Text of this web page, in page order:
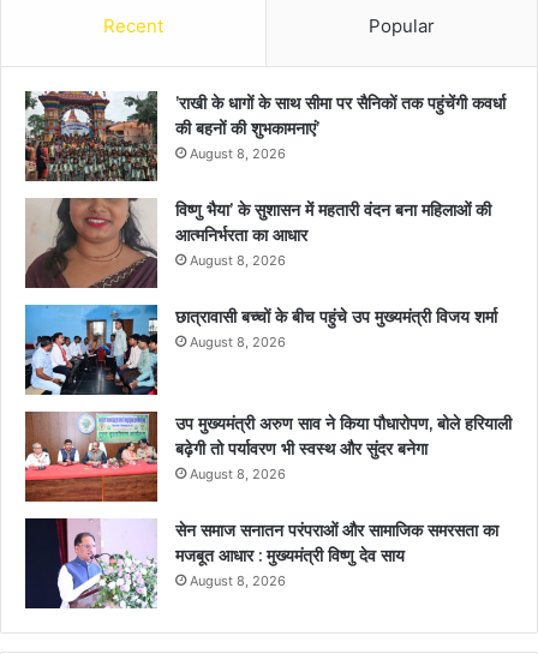
Recent Popular
’राखी के धागों के साथ सीमा पर सैनिकों तक पहुंचेंगी कवर्धा
की बहनों की शुभकामनाएं’
August 8, 2026
विष्णु भैया’ के सुशासन में महतारी वंदन बना महिलाओं की
आत्मनिर्भरता का आधार
August 8, 2026
छात्रावासी बच्चों के बीच पहुंचे उप मुख्यमंत्री विजय शर्मा
August 8, 2026
उप मुख्यमंत्री अरुण साव ने किया पौधारोपण, बोले हरियाली
बढ़ेगी तो पर्यावरण भी स्वस्थ और सुंदर बनेगा
August 8, 2026
सेन समाज सनातन परंपराओं और सामाजिक समरसता का
मजबूत आधार : मुख्यमंत्री विष्णु देव साय
August 8, 2026